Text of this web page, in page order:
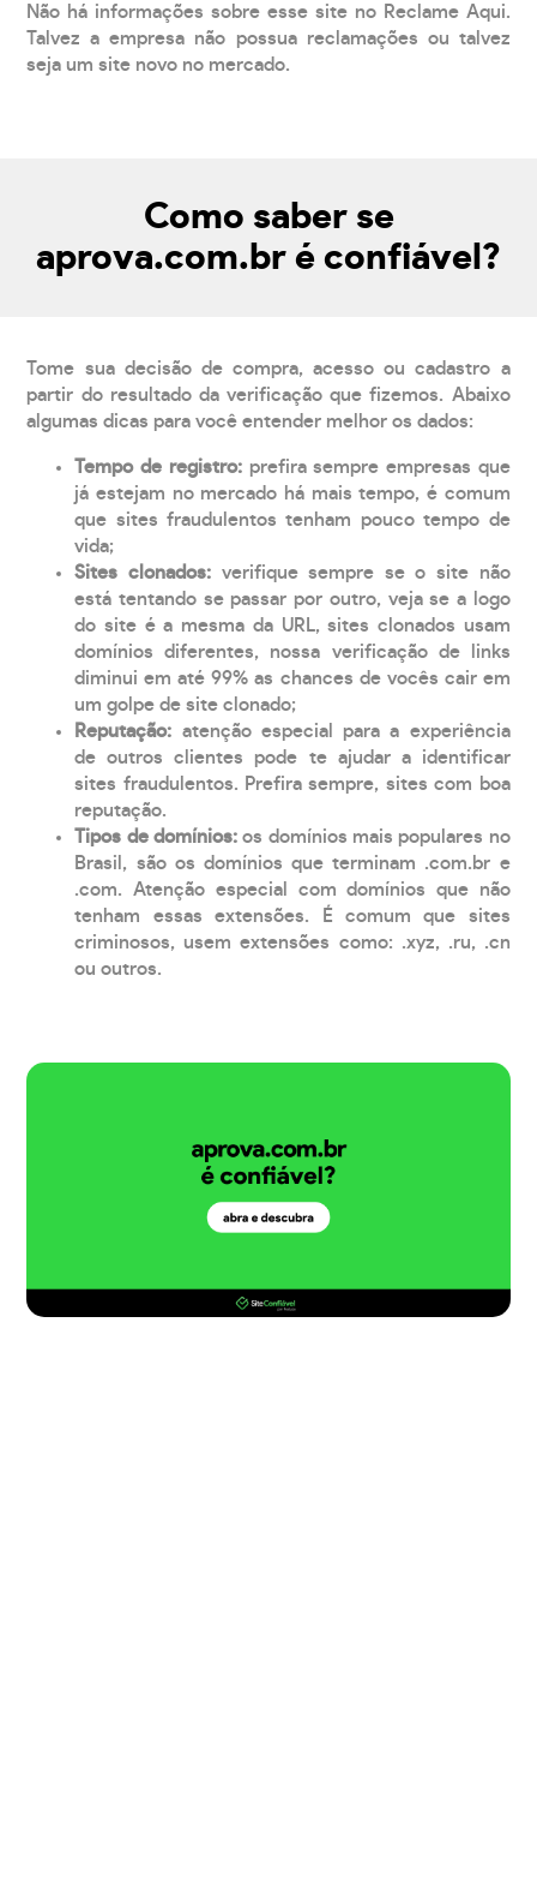
Não há informações sobre esse site no Reclame Aqui.
Talvez a empresa não possua reclamações ou talvez
seja um site novo no mercado.
Como saber se
aprova.com.br é confiável?
Tome sua decisão de compra, acesso ou cadastro a
partir do resultado da verificação que fizemos. Abaixo
algumas dicas para você entender melhor os dados:
Tempo de registro: prefira sempre empresas que
já estejam no mercado há mais tempo, é comum
que sites fraudulentos tenham pouco tempo de
vida;
Sites clonados: verifique sempre se o site não
está tentando se passar por outro, veja se a logo
do site é a mesma da URL, sites clonados usam
domínios diferentes, nossa verificação de links
diminui em até 99% as chances de vocês cair em
um golpe de site clonado;
Reputação: atenção especial para a experiência
de outros clientes pode te ajudar a identificar
sites fraudulentos. Prefira sempre, sites com boa
reputação.
Tipos de domínios:os domínios mais populares no
Brasil, são os domínios que terminam .com.br e
.com. Atenção especial com domínios que não
tenham essas extensões. É comum que sites
criminosos, usem extensões como: .xyz, .ru, .cn
ou outros.